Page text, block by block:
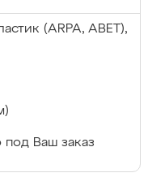
(ARPA, ABET),
Ваш заказ